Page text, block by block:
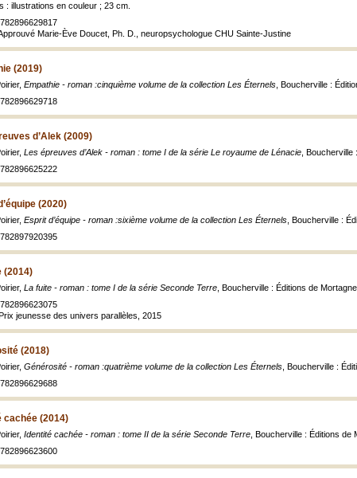
: illustrations en couleur ; 23 cm.
Marie-Ève Doucet, Ph. D., neuropsychologue CHU Sainte-Justine
(2019)
Empathie - roman :cinquième volume de la collection Les Éternels , Boucherville :
d’Alek (2009)
Les épreuves d’Alek - roman : tome I de la série Le royaume de Lénacie ,
(2020)
Esprit d’équipe - roman :sixième volume de la collection Les Éternels , Boucherville :
(2014)
La fuite - roman : tome I de la série Seconde Terre , Boucherville : Éditions de
jeunesse des univers parallèles, 2015
(2018)
Générosité - roman :quatrième volume de la collection Les Éternels , Boucherville :
cachée (2014)
Identité cachée - roman : tome II de la série Seconde Terre , Boucherville : Éditions